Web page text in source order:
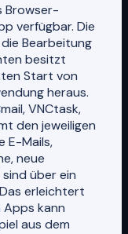
Browser-
verfügbar. Die
Bearbeitung
besitzt
Start von
heraus.
VNCtask,
den jeweiligen
E-Mails,
neue
über ein
erleichtert
Apps kann
aus dem